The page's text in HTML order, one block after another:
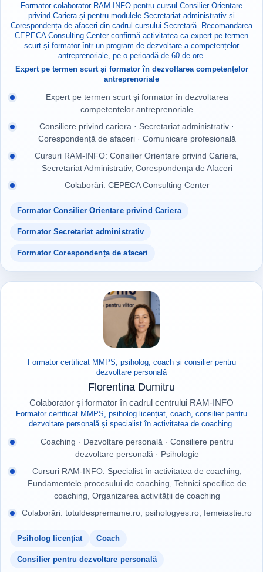
Formator colaborator RAM-INFO pentru cursul Consilier Orientare
privind Cariera și pentru modulele Secretariat administrativ și
Corespondența de afaceri din cadrul cursului Secretară. Recomandarea
CEPECA Consulting Center confirmă activitatea ca expert pe termen
scurt și formator într-un program de dezvoltare a competențelor
antreprenoriale, pe o perioadă de 60 de ore.
Expert pe termen scurt și formator în dezvoltarea competențelor
antreprenoriale
Expert pe termen scurt și formator în dezvoltarea
competențelor antreprenoriale
Consiliere privind cariera · Secretariat administrativ ·
Corespondență de afaceri · Comunicare profesională
Cursuri RAM-INFO: Consilier Orientare privind Cariera,
Secretariat Administrativ, Corespondența de Afaceri
Colaborări: CEPECA Consulting Center
Formator Consilier Orientare privind Cariera
Formator Secretariat administrativ
Formator Corespondența de afaceri
Formator certificat MMPS, psiholog, coach și consilier pentru
dezvoltare personală
Florentina Dumitru
Colaborator și formator în cadrul centrului RAM-INFO
Formator certificat MMPS, psiholog licențiat, coach, consilier pentru
dezvoltare personală și specialist în activitatea de coaching.
Coaching · Dezvoltare personală · Consiliere pentru
dezvoltare personală · Psihologie
Cursuri RAM-INFO: Specialist în activitatea de coaching,
Fundamentele procesului de coaching, Tehnici specifice de
coaching, Organizarea activității de coaching
Colaborări: totuldespremame.ro, psihologyes.ro, femeiastie.ro
Psiholog licențiat Coach
Consilier pentru dezvoltare personală